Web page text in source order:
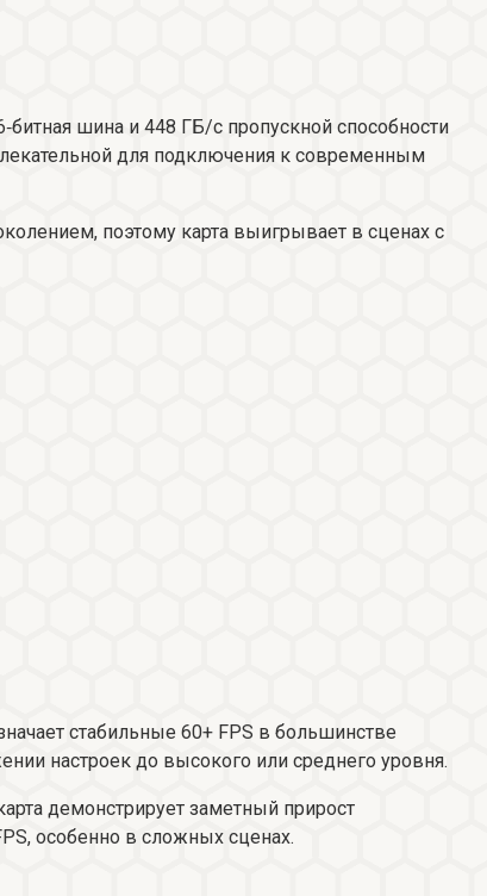
шина и 448 ГБ/с пропускной способности
для подключения к современным
поэтому карта выигрывает в сценах с
стабильные 60+ FPS в большинстве
настроек до высокого или среднего уровня.
демонстрирует заметный прирост
особенно в сложных сценах.